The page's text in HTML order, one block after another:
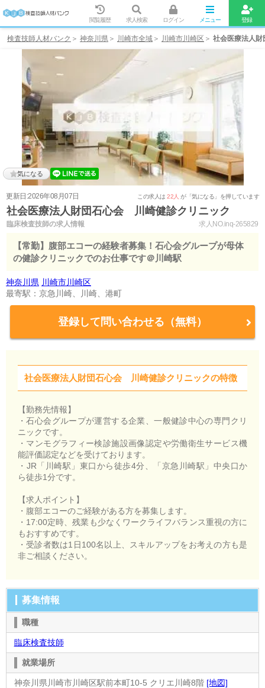
閲覧履歴 求人検索 ログイン メニュー 登録
検査技師人材バンク 神奈川県 川崎市全域 川崎市川崎区 社会医療法人
気になる
更新日:2026年08月07日 この求人は 22人 が「気になる」を押しています
社会医療法人財団石心会 川崎健診クリニック
臨床検査技師の求人情報 求人NO.inq-265829
【常勤】腹部エコーの経験者募集！石心会グループが母体
の健診クリニックでのお仕事です＠川崎駅
神奈川県 川崎市川崎区
最寄駅：京急川崎、川崎、港町
登録して問い合わせる（無料）
社会医療法人財団石心会 川崎健診クリニックの特徴
【勤務先情報】
・石心会グループが運営する企業、一般健診中心の専門クリ
ニックです。
・マンモグラフィー検診施設画像認定や労働衛生サービス機
能評価認定などを受けております。
・JR「川崎駅」東口から徒歩4分、「京急川崎駅」中央口か
ら徒歩1分です。
【求人ポイント】
・腹部エコーのご経験がある方を募集します。
・17:00定時、残業も少なくワークライフバランス重視の方に
もおすすめです。
・受診者数は1日100名以上、スキルアップをお考えの方も是
非ご相談ください。
募集情報
職種
臨床検査技師
就業場所
神奈川県川崎市川崎区駅前本町10-5 クリエ川崎8階 [地図]